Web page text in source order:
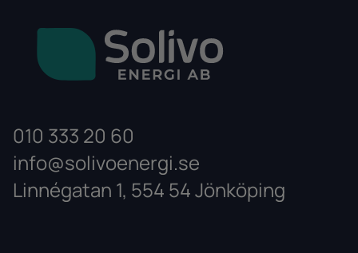
010 333 20 60
info@solivoenergi.se
Linnégatan 1, 554 54 Jönköping